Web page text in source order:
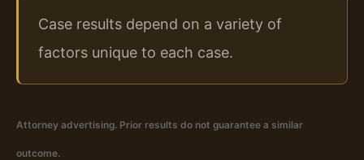
Case results depend on a variety of
factors unique to each case.
Attorney advertising. Prior results do not guarantee a similar
outcome.